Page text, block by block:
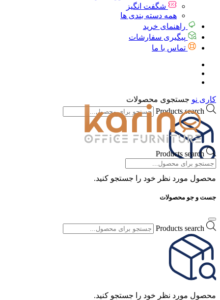
شگفت انگیز
همه دسته بندی ها
راهنمای خرید
پیگیری سفارشات
تماس با ما
Products search
کاری نو جستجوی محصولات
Products search
محصول مورد نظر خود را جستجو کنید.
جست و جو محصولات
Products search
محصول مورد نظر خود را جستجو کنید.